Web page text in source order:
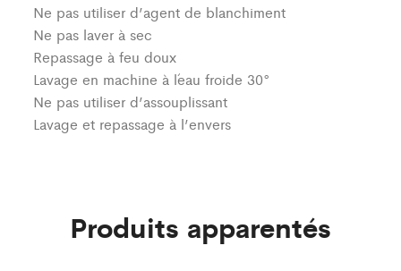
Ne pas utiliser d’agent de blanchiment
Ne pas laver à sec
Repassage à feu doux
Lavage en machine à l´eau froide 30°
Ne pas utiliser d’assouplissant
Lavage et repassage à l’envers
Produits apparentés